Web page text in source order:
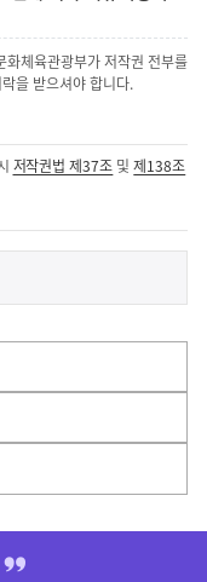
화체육관광부가 저작권 전부를
을 받으셔야 합니다.
저작권법 제37조 및제138조